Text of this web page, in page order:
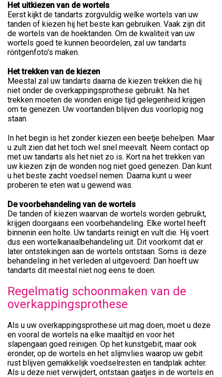
Het uitkiezen van de wortels
Eerst kijkt de tandarts zorgvuldig welke wortels van uw
tanden of kiezen hij het beste kan gebruiken. Vaak zijn dit
de wortels van de hoektanden. Om de kwaliteit van uw
wortels goed te kunnen beoordelen, zal uw tandarts
röntgenfoto's maken.
Het trekken van de kiezen
Meestal zal uw tandarts daarna de kiezen trekken die hij
niet onder de overkappingsprothese gebruikt. Na het
trekken moeten de wonden enige tijd gelegenheid krijgen
om te genezen. Uw voortanden blijven dus voorlopig nog
staan.
In het begin is het zonder kiezen een beetje behelpen. Maar
u zult zien dat het toch wel snel meevalt. Neem contact op
met uw tandarts als het niet zo is. Kort na het trekken van
uw kiezen zijn de wonden nog niet goed genezen. Dan kunt
u het beste zacht voedsel nemen. Daarna kunt u weer
proberen te eten wat u gewend was.
De voorbehandeling van de wortels
De tanden of kiezen waarvan de wortels worden gebruikt,
krijgen doorgaans een voorbehandeling. Elke wortel heeft
binnenin een holte. Uw tandarts reinigt en vult die. Hij voert
dus een wortelkanaalbehandeling uit. Dit voorkomt dat er
later ontstekingen aan de wortels ontstaan. Soms is deze
behandeling in het verleden al uitgevoerd. Dan hoeft uw
tandarts dit meestal niet nog eens te doen.
Regelmatig schoonmaken van de
overkappingsprothese
Als u uw overkappingsprothese uit mag doen, moet u deze
en vooral de wortels na elke maaltijd en voor het
slapengaan goed reinigen. Op het kunstgebit, maar ook
eronder, op de wortels en het slijmvlies waarop uw gebit
rust blijven gemakkelijk voedselresten en tandplak achter.
Als u deze niet verwijdert, ontstaan gaatjes in de wortels en